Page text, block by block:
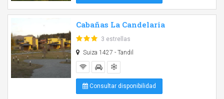
Cabañas La Candelaria
3 estrellas
Suiza 1427 - Tandil
Consultar disponibilidad